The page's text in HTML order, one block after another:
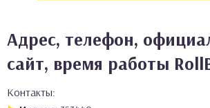
Адрес, телефон,
сайт, время работы
Контакты: